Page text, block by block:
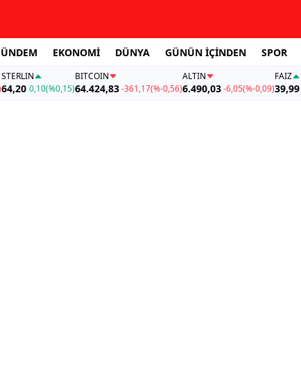
EKONOMİ DÜNYA GÜNÜN İÇİNDEN SPOR
STERLIN
64,20 0,10(%0,15)
BITCOIN
64.424,83-361,17(%-0,56)
ALTIN
6.490,03-6,05(%-0,09)
FAİZ
39,99